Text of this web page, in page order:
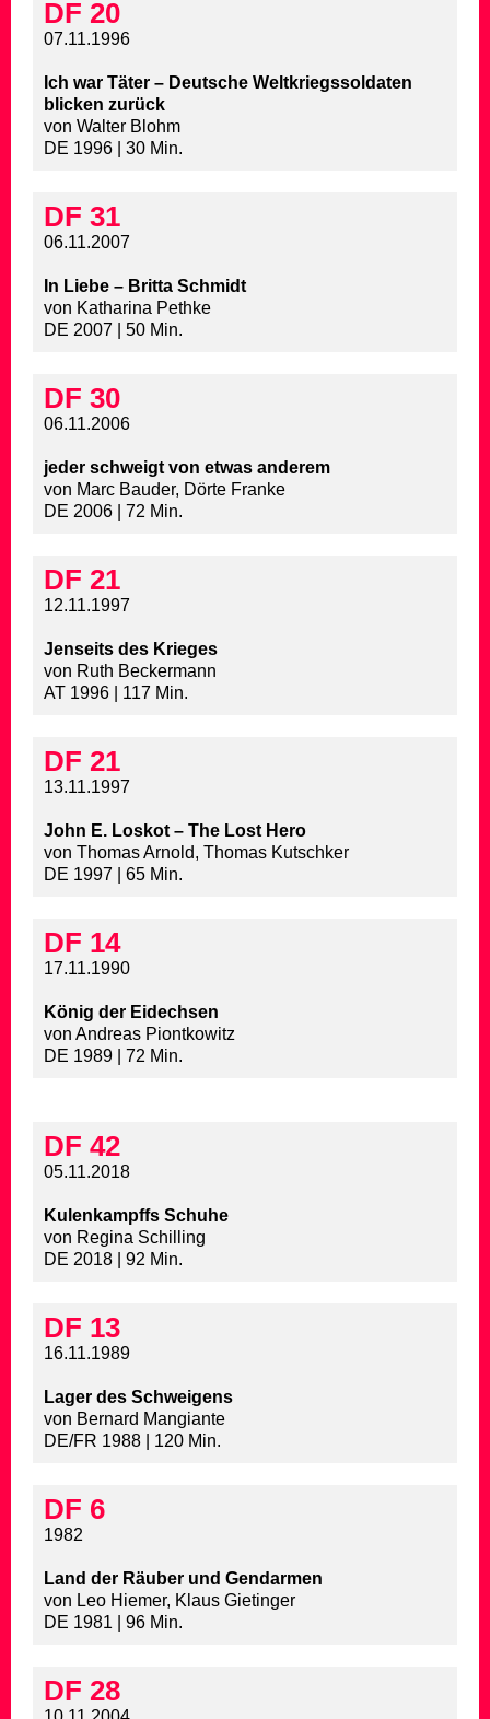
DF 20
07.11.1996
Ich war Täter – Deutsche Weltkriegssoldaten
blicken zurück
von Walter Blohm
DE 1996 | 30 Min.
DF 31
06.11.2007
In Liebe – Britta Schmidt
von Katharina Pethke
DE 2007 | 50 Min.
DF 30
06.11.2006
jeder schweigt von etwas anderem
von Marc Bauder, Dörte Franke
DE 2006 | 72 Min.
DF 21
12.11.1997
Jenseits des Krieges
von Ruth Beckermann
AT 1996 | 117 Min.
DF 21
13.11.1997
John E. Loskot – The Lost Hero
von Thomas Arnold, Thomas Kutschker
DE 1997 | 65 Min.
DF 14
17.11.1990
König der Eidechsen
von Andreas Piontkowitz
DE 1989 | 72 Min.
DF 42
05.11.2018
Kulenkampffs Schuhe
von Regina Schilling
DE 2018 | 92 Min.
DF 13
16.11.1989
Lager des Schweigens
von Bernard Mangiante
DE/FR 1988 | 120 Min.
DF 6
1982
Land der Räuber und Gendarmen
von Leo Hiemer, Klaus Gietinger
DE 1981 | 96 Min.
DF 28